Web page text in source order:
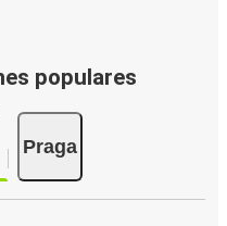
populares
Praga